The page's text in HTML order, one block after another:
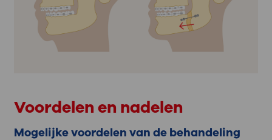
Voordelen en nadelen
Mogelijke voordelen van de behandeling